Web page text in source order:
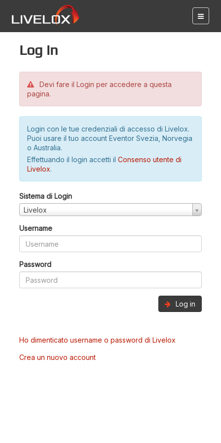
Log in
Devi fare il Login per accedere a questa
pagina.
Login con le tue credenziali di accesso di Livelox.
Puoi usare il tuo account Eventor Svezia, Norvegia
o Australia.
Effettuando il login accetti il Consenso utente di
Livelox.
Sistema di Login
Livelox
Username
Password
Log in
Ho dimenticato username o password di Livelox
Crea un nuovo account